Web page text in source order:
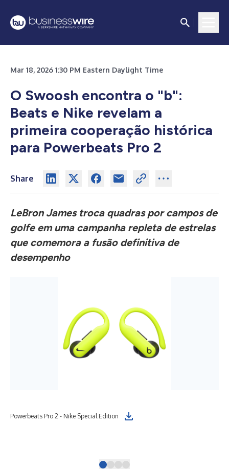
Mar 18, 2026 1:30 PM Eastern Daylight Time
O Swoosh encontra o "b":
Beats e Nike revelam a
primeira cooperação histórica
para Powerbeats Pro 2
Share
LeBron James troca quadras por campos de
golfe em uma campanha repleta de estrelas
que comemora a fusão definitiva de
desempenho
Powerbeats Pro 2 - Nike Special Edition